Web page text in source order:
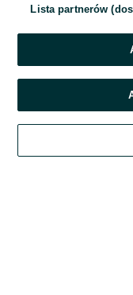
Kontynuując za
Lista partnerów